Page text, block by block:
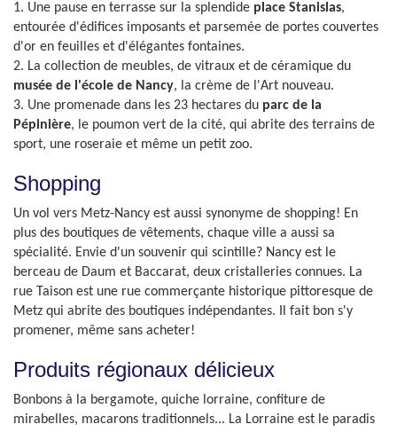
1. Une pause en terrasse sur la splendide place Stanislas,
entourée d'édifices imposants et parsemée de portes couvertes
d'or en feuilles et d'élégantes fontaines.
2. La collection de meubles, de vitraux et de céramique du
musée de l'école de Nancy, la crème de l'Art nouveau.
3. Une promenade dans les 23 hectares du parc de la
Pépinière, le poumon vert de la cité, qui abrite des terrains de
sport, une roseraie et même un petit zoo.
Shopping
Un vol vers Metz-Nancy est aussi synonyme de shopping! En
plus des boutiques de vêtements, chaque ville a aussi sa
spécialité. Envie d'un souvenir qui scintille? Nancy est le
berceau de Daum et Baccarat, deux cristalleries connues. La
rue Taison est une rue commerçante historique pittoresque de
Metz qui abrite des boutiques indépendantes. Il fait bon s'y
promener, même sans acheter!
Produits régionaux délicieux
Bonbons à la bergamote, quiche lorraine, confiture de
mirabelles, macarons traditionnels... La Lorraine est le paradis